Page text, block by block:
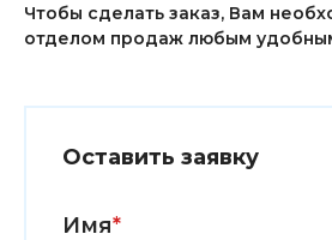
Чтобы сделать заказ, Вам
отделом продаж любым
Оставить заявку
Имя*